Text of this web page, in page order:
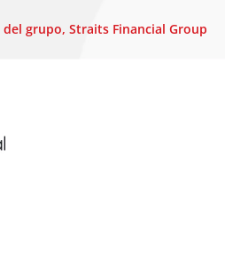
grupo, Straits Financial Group